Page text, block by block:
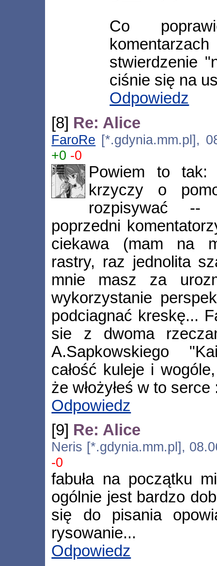
Co
stwierdzenie
ciśnie się na
Odpowiedz
[8] Re: Alice
FaroRe [*.gdynia.mm.pl],
+0 -0
Powiem to tak:
krzyczy o
rozpisywać
poprzedni
ciekawa (mam na
rastry, raz jednolita
mnie masz za
wykorzystanie
podciagnać kreskę...
sie z dwoma
A.Sapkowskiego
całość kuleje i
że włożyłeś w to
Odpowiedz
[9] Re: Alice
Neris [*.gdynia.mm.pl],
-0
fabuła na początku
ogólnie jest bardzo
się do pisania
rysowanie...
Odpowiedz